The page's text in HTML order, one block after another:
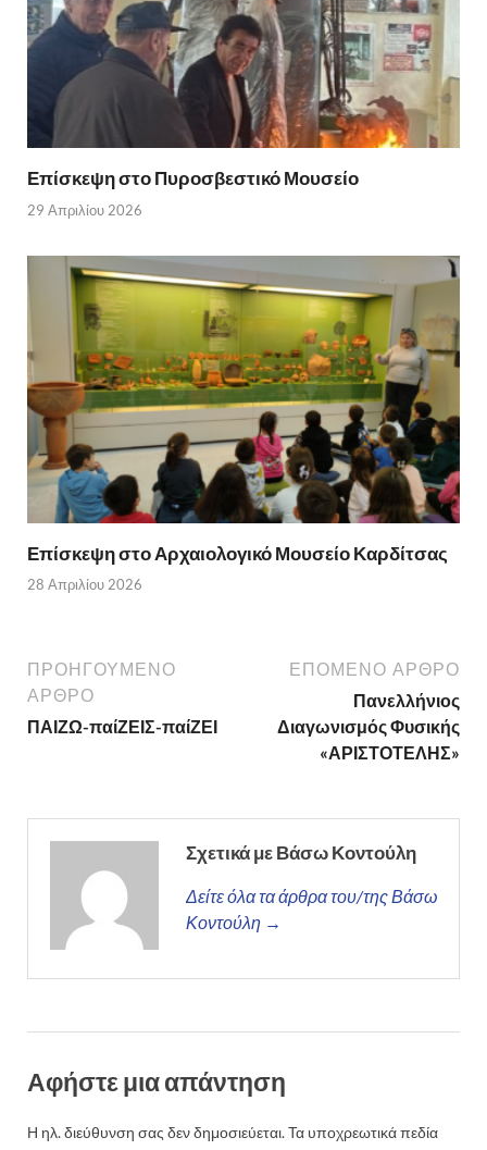
Επίσκεψη στο Πυροσβεστικό Μουσείο
29 Απριλίου 2026
Επίσκεψη στο Αρχαιολογικό Μουσείο Καρδίτσας
28 Απριλίου 2026
ΠΡΟΗΓΟΎΜΕΝΟ
ΆΡΘΡΟ
ΠΑΙΖΩ-παίΖΕΙΣ-παίΖΕΙ
ΕΠΌΜΕΝΟ ΆΡΘΡΟ
Πανελλήνιος
Διαγωνισμός Φυσικής
«ΑΡΙΣΤΟΤΕΛΗΣ»
Σχετικά με Βάσω Κοντούλη
Δείτε όλα τα άρθρα του/της Βάσω
Κοντούλη →
Αφήστε μια απάντηση
Η ηλ. διεύθυνση σας δεν δημοσιεύεται.Τα υποχρεωτικά πεδία